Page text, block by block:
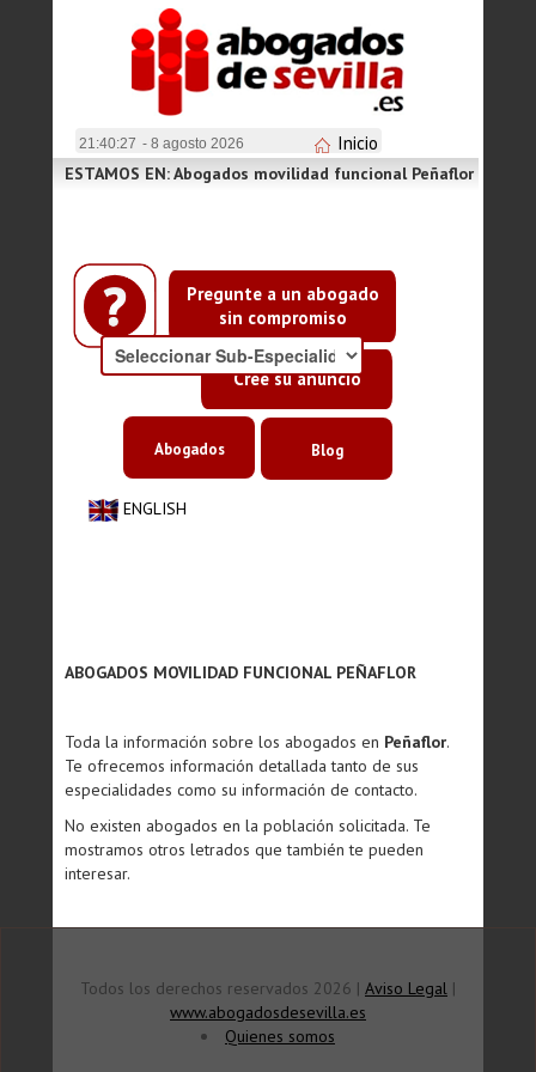
21:40:27 - 8 agosto 2026 Inicio
Pregunte a un abogado
sin compromiso
Cree su anuncio
ESTAMOS EN: Abogados movilidad funcional Peñaflor
ENGLISH
Abogados Blog
ABOGADOS MOVILIDAD FUNCIONAL PEÑAFLOR
Toda la información sobre los abogados en Peñaflor.
Te ofrecemos información detallada tanto de sus
especialidades como su información de contacto.
No existen abogados en la población solicitada. Te
mostramos otros letrados que también te pueden
interesar.
Todos los derechos reservados 2026 | Aviso Legal |
www.abogadosdesevilla.es
Quienes somos